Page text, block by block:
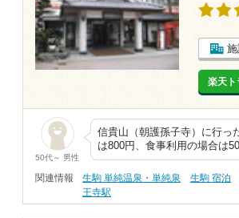
楽天ト
50代～ 男性
信貴山（朝護孫子寺）に行っ
は800円、食事利用の場合は
関連情報 生駒 単純温泉・単純泉 生駒 宿泊
王寺駅